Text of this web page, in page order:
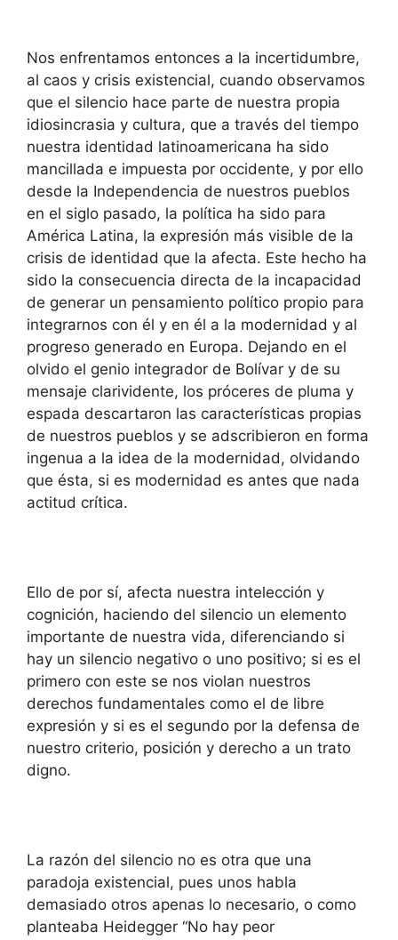
Nos enfrentamos entonces a la incertidumbre,
al caos y crisis existencial, cuando observamos
que el silencio hace parte de nuestra propia
idiosincrasia y cultura, que a través del tiempo
nuestra identidad latinoamericana ha sido
mancillada e impuesta por occidente, y por ello
desde la Independencia de nuestros pueblos
en el siglo pasado, la política ha sido para
América Latina, la expresión más visible de la
crisis de identidad que la afecta. Este hecho ha
sido la consecuencia directa de la incapacidad
de generar un pensamiento político propio para
integrarnos con él y en él a la modernidad y al
progreso generado en Europa. Dejando en el
olvido el genio integrador de Bolívar y de su
mensaje clarividente, los próceres de pluma y
espada descartaron las características propias
de nuestros pueblos y se adscribieron en forma
ingenua a la idea de la modernidad, olvidando
que ésta, si es modernidad es antes que nada
actitud crítica.
Ello de por sí, afecta nuestra intelección y
cognición, haciendo del silencio un elemento
importante de nuestra vida, diferenciando si
hay un silencio negativo o uno positivo; si es el
primero con este se nos violan nuestros
derechos fundamentales como el de libre
expresión y si es el segundo por la defensa de
nuestro criterio, posición y derecho a un trato
digno.
La razón del silencio no es otra que una
paradoja existencial, pues unos habla
demasiado otros apenas lo necesario, o como
planteaba Heidegger “No hay peor